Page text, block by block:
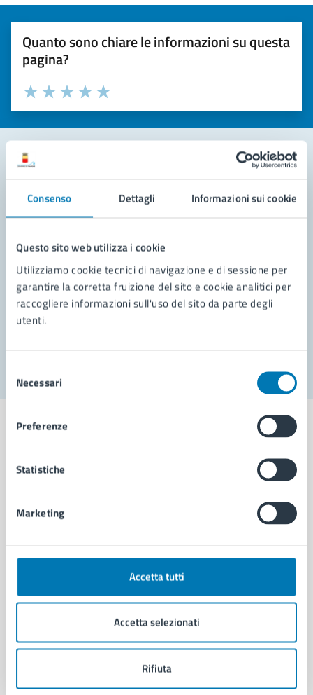
Consenso Dettagli Informazioni sui cookie
Questo sito web utilizza i cookie
Utilizziamo cookie tecnici di navigazione e di sessione per
garantire la corretta fruizione del sito e cookie analitici per
raccogliere informazioni sull'uso del sito da parte degli
utenti.
delNecessari
Preferenze
Statistiche
Marketing
Accetta tutti
Accetta selezionati
Rifiuta
Quanto sono chiare le informazioni su questa
pagina?
Valuta la chiarezza delle informazioni (da 1 a 5 stelle)
Seleziona il numero di stelle per valutare la chiarezza delle
Valuta 5 stelle su 5
Valuta 4 stelle su 5
Valuta 3 stelle su 5
Valuta 2 stelle su 5
Valuta 1 stelle su 5
Leggi le domande frequenti
Richiedi assistenza
Prenota appuntamento
Problemi in città
Comune di Napoli
AMMINISTRAZIONE
Organi di governo
Enti e fondazioni
Personale amministrativo
Intranet, posta aziendale e protocollo